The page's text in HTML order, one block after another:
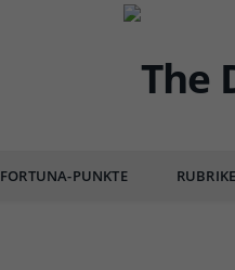
FORTUNA-PUNKTE
DÜSSEL-LEBEN & GENIESSEN
Ortsangabe: